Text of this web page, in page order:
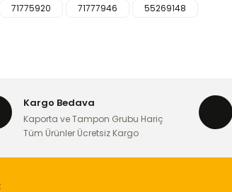
öneri formunu kullanarak tarafımıza iletebilirsiniz.
71775920 71777946
55269148
Kargo Bedava
Kaporta ve Tampon Grubu Hariç
Tüm Ürünler Ücretsiz Kargo